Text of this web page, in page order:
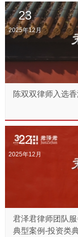
23
2025年12月
陈双双律师入选
22
2025年12月
君泽君律师团队
典型案例-投资类